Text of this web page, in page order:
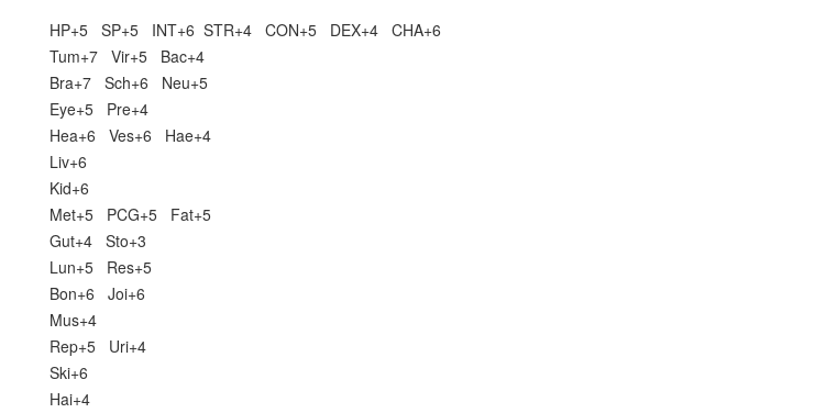
HP+5 SP+5 INT+6 STR+4 CON+5 DEX+4 CHA+6
Tum+7 Vir+5 Bac+4
Bra+7 Sch+6 Neu+5
Eye+5 Pre+4
Hea+6 Ves+6 Hae+4
Liv+6
Kid+6
Met+5 PCG+5 Fat+5
Gut+4 Sto+3
Lun+5 Res+5
Bon+6 Joi+6
Mus+4
Rep+5 Uri+4
Ski+6
Hai+4